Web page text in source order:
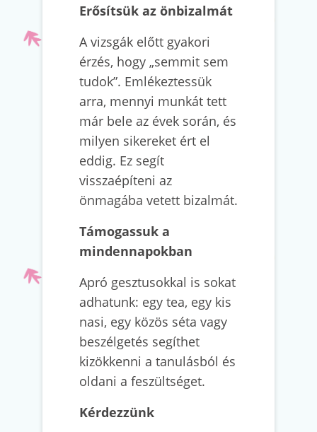
Erősítsük az önbizalmát
A vizsgák előtt gyakori
érzés, hogy „semmit sem
tudok”. Emlékeztessük
arra, mennyi munkát tett
már bele az évek során, és
milyen sikereket ért el
eddig. Ez segít
visszaépíteni az
önmagába vetett bizalmát.
Támogassuk a
mindennapokban
Apró gesztusokkal is sokat
adhatunk: egy tea, egy kis
nasi, egy közös séta vagy
beszélgetés segíthet
kizökkenni a tanulásból és
oldani a feszültséget.
Kérdezzünk